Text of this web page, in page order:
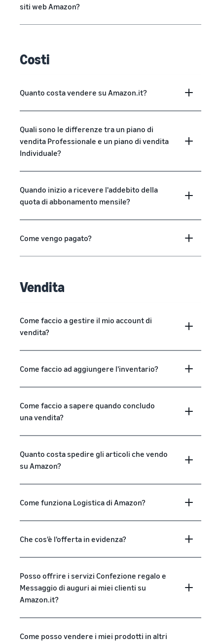
siti web Amazon?
Costi
Quanto costa vendere su Amazon.it?
Quali sono le differenze tra un piano di
vendita Professionale e un piano di vendita
Individuale?
Quando inizio a ricevere l'addebito della
quota di abbonamento mensile?
Come vengo pagato?
Vendita
Come faccio a gestire il mio account di
vendita?
Come faccio ad aggiungere l'inventario?
Come faccio a sapere quando concludo
una vendita?
Quanto costa spedire gli articoli che vendo
su Amazon?
Come funziona Logistica di Amazon?
Che cos'è l'offerta in evidenza?
Posso offrire i servizi Confezione regalo e
Messaggio di auguri ai miei clienti su
Amazon.it?
Come posso vendere i miei prodotti in altri